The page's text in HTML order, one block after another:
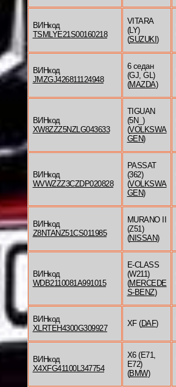
ВИНкод
TSMLYE21S00160218
VITARA
(LY)
(SUZUKI )
ВИНкод
JMZGJ426811124948
6 седан
(GJ, GL)
(MAZDA)
ВИНкод
XW8ZZZ5NZLG043633
TIGUAN
(5N_)
(VOLKSWA
GEN)
ВИНкод
WVWZZZ3CZDP020828
PASSAT
(362)
(VOLKSWA
GEN)
ВИНкод
Z8NTANZ51CS011985
MURANO II
(Z51)
(NISSAN)
ВИНкод
WDB2110081A991015
E-CLASS
(W211)
(MERCEDE
S-BENZ)
ВИНкод
XLRTEH4300G309927
XF (DAF)
ВИНкод
X4XFG41100L347754
X6 (E71,
E72)
(BMW)